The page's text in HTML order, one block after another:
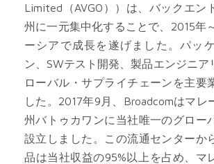
Limited（AVGO））は、バックエン
州に一元集中化することで、2015年
ーシアで成長を遂げました。パッ
ン、SWテスト開発、製品エンジニア
ローバル・サプライチェーンを主要
した。2017年9月、Broadcomはマレ
州バトゥカワンに当社唯一のグロー
設立しました。この流通センターか
品は当社収益の95%以上を占め、マ